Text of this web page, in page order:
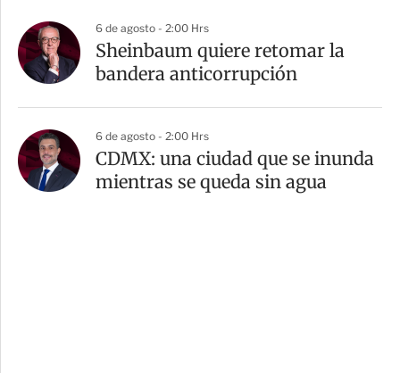
6 de agosto - 2:00 Hrs
Sheinbaum quiere retomar la
bandera anticorrupción
6 de agosto - 2:00 Hrs
CDMX: una ciudad que se inunda
mientras se queda sin agua